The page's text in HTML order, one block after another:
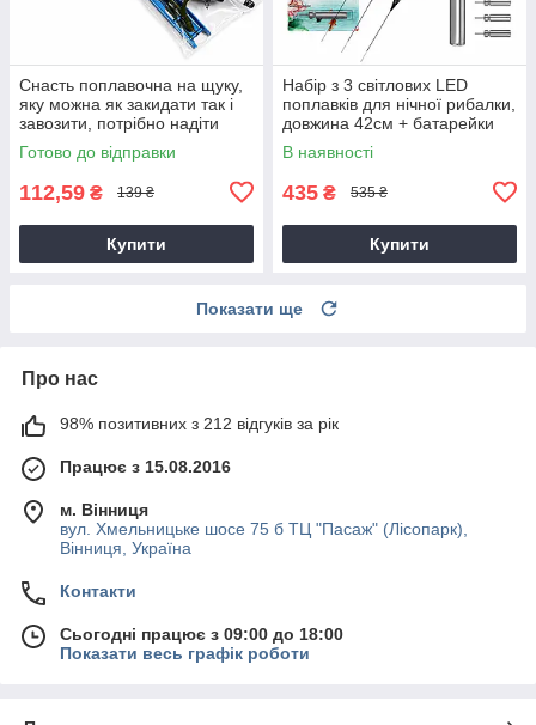
Снасть поплавочна на щуку,
яку можна як закидати так і
завозити, потрібно надіти
тільки живця.
Готово до відправки
112,59 ₴ 139 ₴
Купити
Набір з 3 світлових LED
поплавків для нічної рибалки,
довжина 42см + батарейки
CR425-5шт
В наявності
435 ₴ 535 ₴
Купити
Показати ще
Про нас
98% позитивних з 212 відгуків за рік
Працює з 15.08.2016
м. Вінниця
вул. Хмельницьке шосе 75 б ТЦ "Пасаж" (Лісопарк),
Вінниця, Україна
Контакти
Сьогодні працює з 09:00 до 18:00
Показати весь графік роботи